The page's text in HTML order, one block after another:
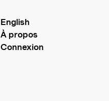
English
À propos
Connexion